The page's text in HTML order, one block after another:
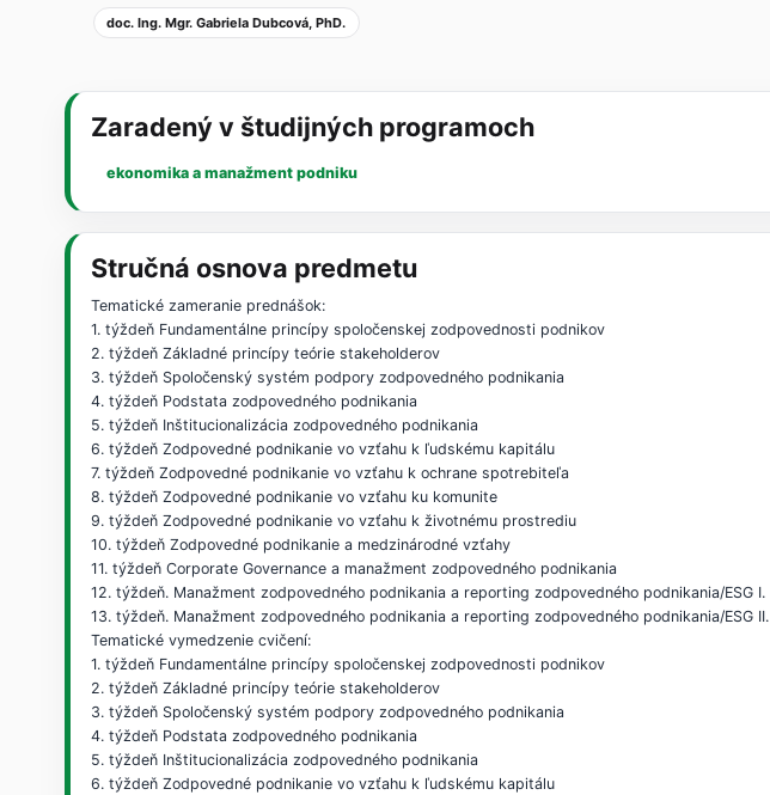
doc. Ing. Mgr. Gabriela Dubcová, PhD.
Zaradený v študijných programoch
ekonomika a manažment podniku
Stručná osnova predmetu
Tematické zameranie prednášok:
1. týždeň Fundamentálne princípy spoločenskej zodpovednosti podnikov
2. týždeň Základné princípy teórie stakeholderov
3. týždeň Spoločenský systém podpory zodpovedného podnikania
4. týždeň Podstata zodpovedného podnikania
5. týždeň Inštitucionalizácia zodpovedného podnikania
6. týždeň Zodpovedné podnikanie vo vzťahu k ľudskému kapitálu
7. týždeň Zodpovedné podnikanie vo vzťahu k ochrane spotrebiteľa
8. týždeň Zodpovedné podnikanie vo vzťahu ku komunite
9. týždeň Zodpovedné podnikanie vo vzťahu k životnému prostrediu
10. týždeň Zodpovedné podnikanie a medzinárodné vzťahy
11. týždeň Corporate Governance a manažment zodpovedného podnikania
12. týždeň. Manažment zodpovedného podnikania a reporting zodpovedného podnikania/ESG I.
13. týždeň. Manažment zodpovedného podnikania a reporting zodpovedného podnikania/ESG II.
Tematické vymedzenie cvičení:
1. týždeň Fundamentálne princípy spoločenskej zodpovednosti podnikov
2. týždeň Základné princípy teórie stakeholderov
3. týždeň Spoločenský systém podpory zodpovedného podnikania
4. týždeň Podstata zodpovedného podnikania
5. týždeň Inštitucionalizácia zodpovedného podnikania
6. týždeň Zodpovedné podnikanie vo vzťahu k ľudskému kapitálu